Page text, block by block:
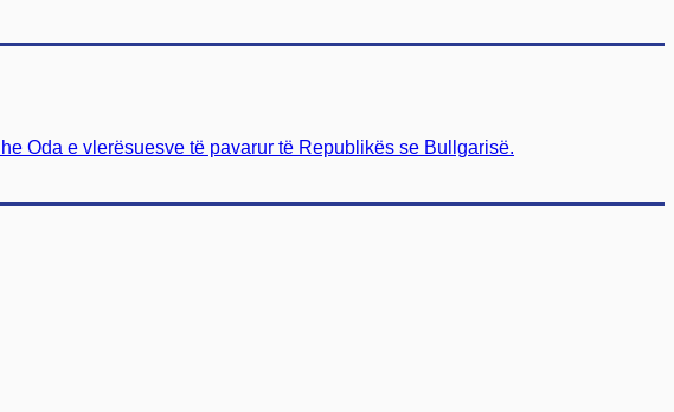
Oda e vlerësuesve të pavarur të Republikës se Bullgarisë.